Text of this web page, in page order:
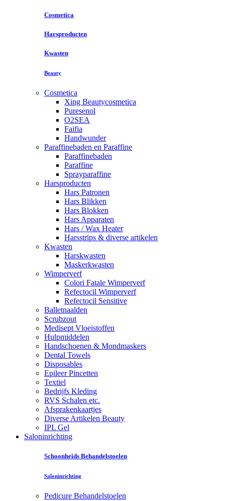
Cosmetica
Harsproducten
Kwasten
Beauty
Cosmetica
Xing Beautycosmetica
Puresenol
O2SEA
Faifia
Handwunder
Paraffinebaden en Paraffine
Paraffinebaden
Paraffine
Sprayparaffine
Harsproducten
Hars Patronen
Hars Blikken
Hars Blokken
Hars Apparaten
Hars / Wax Heater
Harsstrips & diverse artikelen
Kwasten
Harskwasten
Maskerkwasten
Wimperverf
Colori Fatale Wimperverf
Refectocil Wimperverf
Refectocil Sensitive
Balletnaalden
Scrubzout
Medisept Vloeistoffen
Hulpmiddelen
Handschoenen & Mondmaskers
Dental Towels
Disposables
Epileer Pincetten
Textiel
Bedrijfs Kleding
RVS Schalen etc.
Afsprakenkaartjes
Diverse Artikelen Beauty
IPL Gel
Saloninrichting
Schoonheids Behandelstoelen
Saloninrichting
Pedicure Behandelstoelen